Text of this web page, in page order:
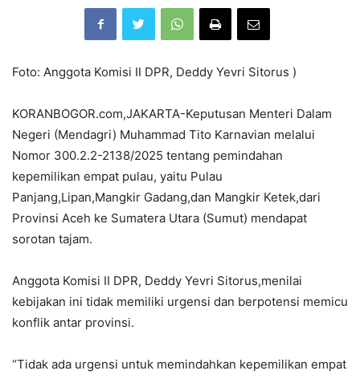
Foto: Anggota Komisi II DPR, Deddy Yevri Sitorus )
KORANBOGOR.com,JAKARTA-Keputusan Menteri Dalam
Negeri (Mendagri) Muhammad Tito Karnavian melalui
Nomor 300.2.2-2138/2025 tentang pemindahan
kepemilikan empat pulau, yaitu Pulau
Panjang,Lipan,Mangkir Gadang,dan Mangkir Ketek,dari
Provinsi Aceh ke Sumatera Utara (Sumut) mendapat
sorotan tajam.
Anggota Komisi II DPR, Deddy Yevri Sitorus,menilai
kebijakan ini tidak memiliki urgensi dan berpotensi memicu
konflik antar provinsi.
“Tidak ada urgensi untuk memindahkan kepemilikan empat